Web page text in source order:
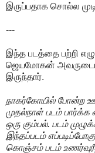
இருப்பதாக சொல்ல
---
இந்த படத்தை பற்றி
ஜெயமோகன் அவருடைய
இருந்தார்.
நாகர்கோயில் போன்ற
முதல்நாள் படம் பார்க்க
ஒரு கும்பல். படம்
இந்தப்படம்
கொஞ்சம் படம்